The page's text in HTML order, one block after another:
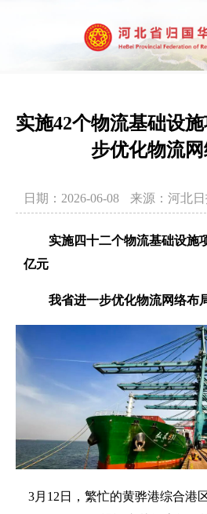
实施42个物流基础设
步优化物流
日期：2026-06-08 来源：河北
实施四十二个物流基础设施
亿元
我省进一步优化物流网络布
3月12日，繁忙的黄骅港综合港